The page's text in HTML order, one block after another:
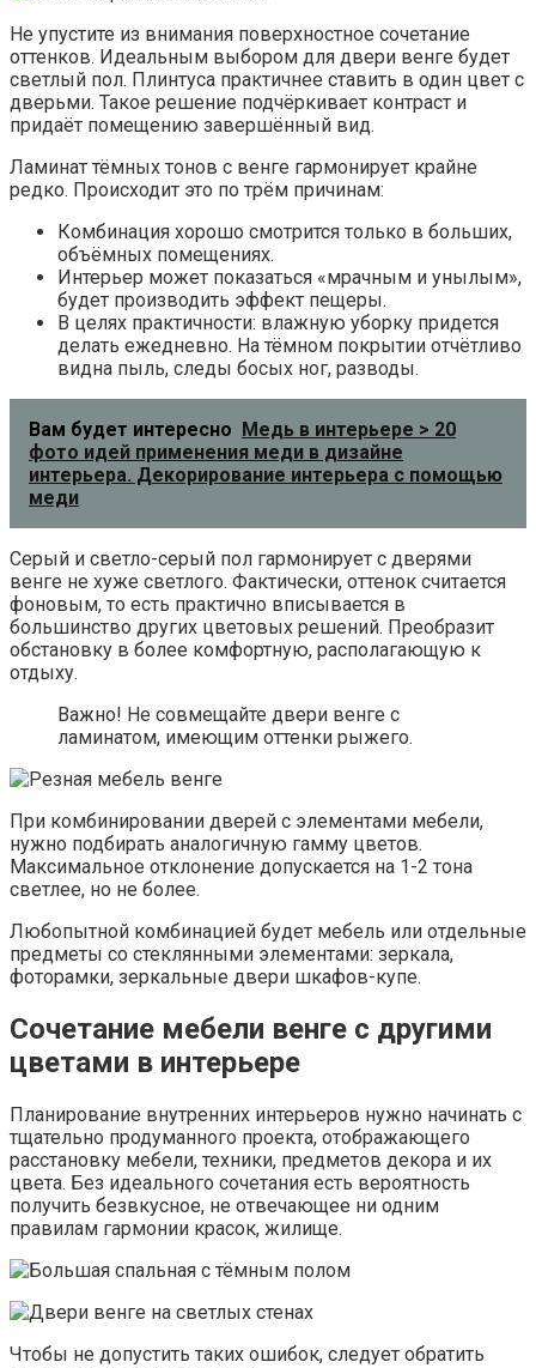
Не упустите из внимания поверхностное сочетание
оттенков. Идеальным выбором для двери венге будет
светлый пол. Плинтуса практичнее ставить в один цвет с
дверьми. Такое решение подчёркивает контраст и
придаёт помещению завершённый вид.
Ламинат тёмных тонов с венге гармонирует крайне
редко. Происходит это по трём причинам:
Комбинация хорошо смотрится только в больших,
объёмных помещениях.
Интерьер может показаться «мрачным и унылым»,
будет производить эффект пещеры.
В целях практичности: влажную уборку придется
делать ежедневно. На тёмном покрытии отчётливо
видна пыль, следы босых ног, разводы.
Вам будет интересно Медь в интерьере > 20
фото идей применения меди в дизайне
интерьера. Декорирование интерьера с помощью
меди
Серый и светло-серый пол гармонирует с дверями
венге не хуже светлого. Фактически, оттенок считается
фоновым, то есть практично вписывается в
большинство других цветовых решений. Преобразит
обстановку в более комфортную, располагающую к
отдыху.
Важно! Не совмещайте двери венге с
ламинатом, имеющим оттенки рыжего.
При комбинировании дверей с элементами мебели,
нужно подбирать аналогичную гамму цветов.
Максимальное отклонение допускается на 1-2 тона
светлее, но не более.
Любопытной комбинацией будет мебель или отдельные
предметы со стеклянными элементами: зеркала,
фоторамки, зеркальные двери шкафов-купе.
Сочетание мебели венге с другими
цветами в интерьере
Планирование внутренних интерьеров нужно начинать с
тщательно продуманного проекта, отображающего
расстановку мебели, техники, предметов декора и их
цвета. Без идеального сочетания есть вероятность
получить безвкусное, не отвечающее ни одним
правилам гармонии красок, жилище.
Чтобы не допустить таких ошибок, следует обратить